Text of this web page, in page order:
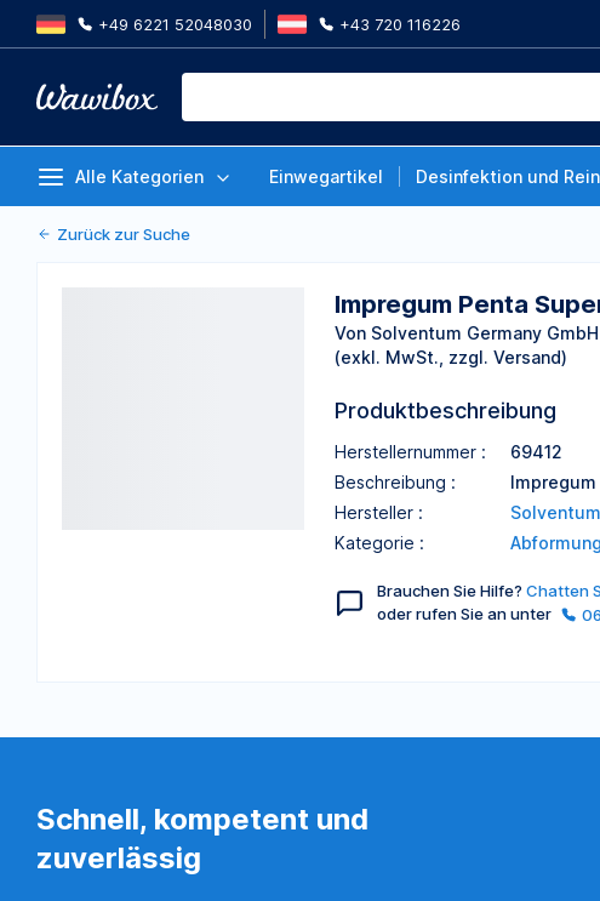
+49 6221 52048030 +43 720 116226
Alle Kategorien Einwegartikel Desinfektion und
Impregum Penta SuperQuick H,
Zurück zur Suche
Impregum Penta
Von Solventum Germany GmbH
(exkl. MwSt., zzgl. Versand)
Produktbeschreibung
Herstellernummer :
69412
Beschreibung :
Impregum
Hersteller :
Kategorie :
Abformung
Brauchen Sie Hilfe? Chatten
oder rufen Sie an unter
Schnell, kompetent und
zuverlässig